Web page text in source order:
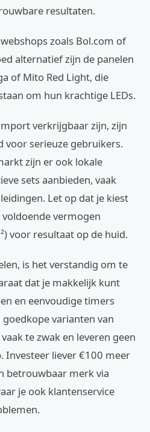
resultaten.
zoals Bol.com of
alternatief zijn de panelen
of Mito Red Light, die
om hun krachtige LEDs.
verkrijgbaar zijn, zijn
voor serieuze gebruikers.
zijn er ook lokale
sets aanbieden, vaak
Let op dat je kiest
vermogen
voor resultaat op de huid.
is het verstandig om te
dat je makkelijk kunt
en eenvoudige timers
varianten van
te zwak en leveren geen
Investeer liever €100 meer
betrouwbaar merk via
je ook klantenservice